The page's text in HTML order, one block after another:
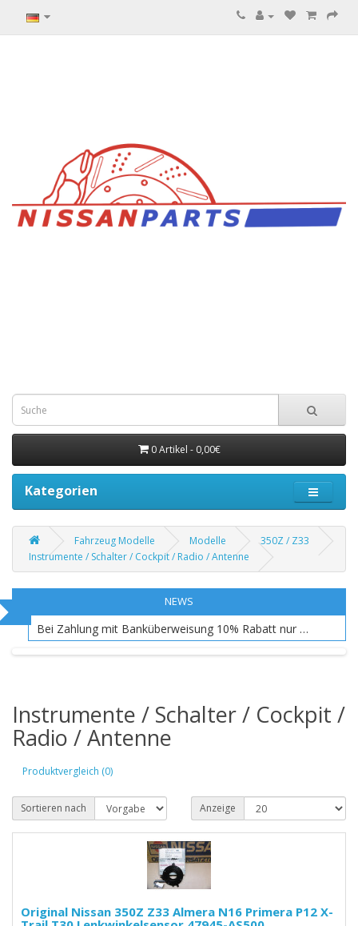
0 Artikel - 0,00€
Kategorien
Fahrzeug Modelle Modelle
350Z / Z33
Instrumente / Schalter / Cockpit / Radio / Antenne
NEWS
Bei Zahlung mit Banküberweisung 10% Rabatt nur EU Raum
Instrumente / Schalter / Cockpit /
Radio / Antenne
Produktvergleich (0)
Sortieren nach Anzeige
Original Nissan 350Z Z33 Almera N16 Primera P12 X-